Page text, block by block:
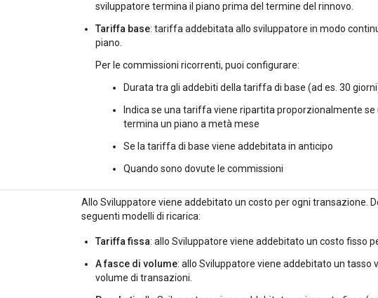
sviluppatore termina il piano prima del termine del rinnovo.
Tariffa base: tariffa addebitata allo sviluppatore in modo
piano.
Per le commissioni ricorrenti, puoi configurare:
Durata tra gli addebiti della tariffa di base (ad es. 30
Indica se una tariffa viene ripartita proporzionalmente se
termina un piano a metà mese
Se la tariffa di base viene addebitata in anticipo
Quando sono dovute le commissioni
Allo Sviluppatore viene addebitato un costo per ogni transazione.
seguenti modelli di ricarica:
Tariffa fissa: allo Sviluppatore viene addebitato un costo fisso
A fasce di volume: allo Sviluppatore viene addebitato un tasso
volume di transazioni.